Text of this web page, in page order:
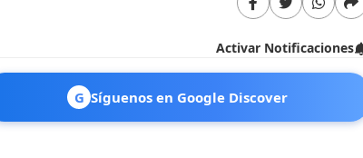
Activar Notificaciones
G Síguenos en Google Discover